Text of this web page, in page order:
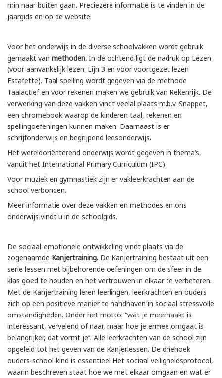
min naar buiten gaan. Preciezere informatie is te vinden in de
jaargids en op de website.
Voor het onderwijs in de diverse schoolvakken wordt gebruik
gemaakt van methoden. In de ochtend ligt de nadruk op Lezen
(voor aanvankelijk lezen: Lijn 3 en voor voortgezet lezen
Estafette). Taal-spelling wordt gegeven via de methode
Taalactief en voor rekenen maken we gebruik van Rekenrijk. De
verwerking van deze vakken vindt veelal plaats m.b.v. Snappet,
een chromebook waarop de kinderen taal, rekenen en
spellingoefeningen kunnen maken. Daarnaast is er
schrijfonderwijs en begrijpend leesonderwijs.
Het wereldoriënterend onderwijs wordt gegeven in thema’s,
vanuit het International Primary Curriculum (IPC).
Voor muziek en gymnastiek zijn er vakleerkrachten aan de
school verbonden.
Meer informatie over deze vakken en methodes en ons
onderwijs vindt u in de schoolgids.
De sociaal-emotionele ontwikkeling vindt plaats via de
zogenaamde Kanjertraining. De Kanjertraining bestaat uit een
serie lessen met bijbehorende oefeningen om de sfeer in de
klas goed te houden en het vertrouwen in elkaar te verbeteren.
Met de Kanjertraining leren leerlingen, leerkrachten en ouders
zich op een positieve manier te handhaven in sociaal stressvolle
omstandigheden. Onder het motto: “wat je meemaakt is
interessant, vervelend of naar, maar hoe je ermee omgaat is
belangrijker, dat vormt je’’. Alle leerkrachten van de school zijn
opgeleid tot het geven van de Kanjerlessen. De driehoek
ouders-school-kind is essentieel Het sociaal veiligheidsprotocol,
waarin beschreven staat hoe we met elkaar omgaan en wat er